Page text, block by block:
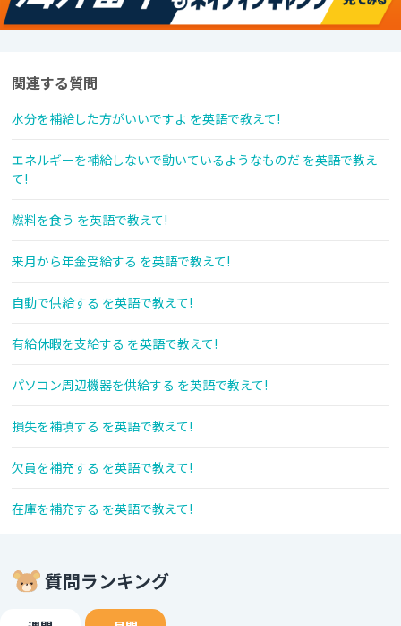
関連する質問
水分を補給した方がいいですよ を英語で教えて!
エネルギーを補給しないで動いているようなものだ を英語で教え
て!
燃料を食う を英語で教えて!
来月から年金受給する を英語で教えて!
自動で供給する を英語で教えて!
有給休暇を支給する を英語で教えて!
パソコン周辺機器を供給する を英語で教えて!
損失を補填する を英語で教えて!
欠員を補充する を英語で教えて!
在庫を補充する を英語で教えて!
質問ランキング